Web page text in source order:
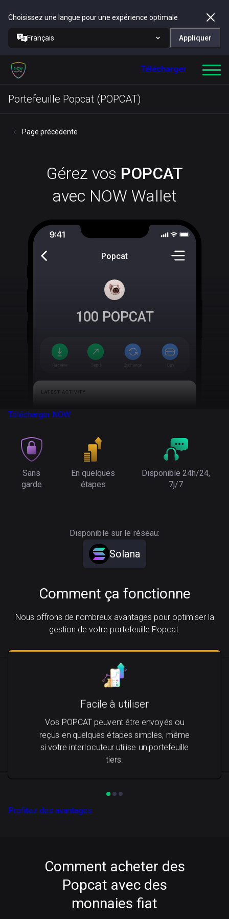
Choisissez une langue pour une expérience optimale
Français Appliquer
Télécharger
Portefeuille Popcat (POPCAT)
Page précédente
Gérez vos POPCAT
avec NOW Wallet
Popcat
100 POPCAT
Télécharger NOW
Sans
garde
En quelques
étapes
Disponible 24h/24,
7j/7
Disponible sur le réseau:
Solana
Comment ça fonctionne
Nous offrons de nombreux avantages pour optimiser la
gestion de votre portefeuille Popcat.
Facile à utiliser
Vos POPCAT peuvent être envoyés ou
reçus en quelques étapes simples, même
si votre interlocuteur utilise un portefeuille
tiers.
Profitez des avantages
Comment acheter des
Popcat avec des
monnaies fiat